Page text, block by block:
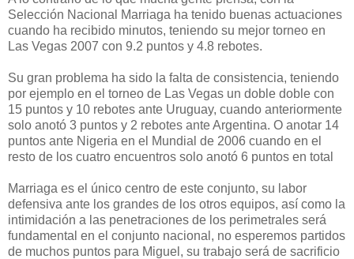
Selección Nacional Marriaga ha tenido buenas actuaciones
cuando ha recibido minutos, teniendo su mejor torneo en
Las Vegas 2007 con 9.2 puntos y 4.8 rebotes.
Su gran problema ha sido la falta de consistencia, teniendo
por ejemplo en el torneo de Las Vegas un doble doble con
15 puntos y 10 rebotes ante Uruguay, cuando anteriormente
solo anotó 3 puntos y 2 rebotes ante Argentina. O anotar 14
puntos ante Nigeria en el Mundial de 2006 cuando en el
resto de los cuatro encuentros solo anotó 6 puntos en total
Marriaga es el único centro de este conjunto, su labor
defensiva ante los grandes de los otros equipos, así como la
intimidación a las penetraciones de los perimetrales será
fundamental en el conjunto nacional, no esperemos partidos
de muchos puntos para Miguel, su trabajo será de sacrificio